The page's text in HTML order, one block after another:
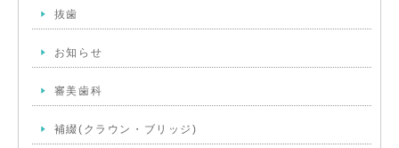
抜歯
お知らせ
審美歯科
補綴(クラウン・ブリッジ)